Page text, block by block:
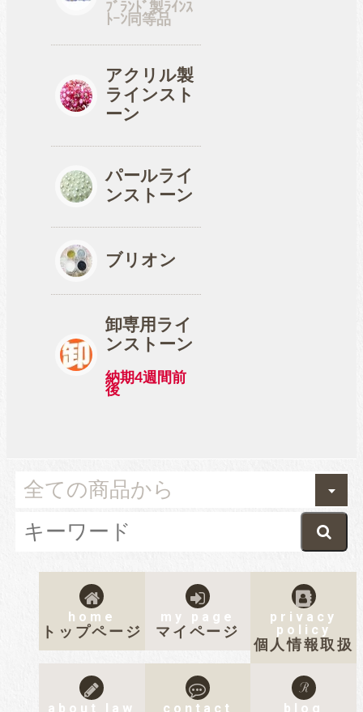
工具
便利品
収納ケース
ﾌﾞﾗﾝﾄﾞ製ﾗｲﾝｽ
ﾄｰﾝ同等品
アクリル製
ラインスト
ーン
パールライ
ンストーン
ブリオン
卸専用ライ
ンストーン
納期4週間前
後
home
トップページ
my page
マイページ
privacy
policy
個人情報取扱
about law contact blog